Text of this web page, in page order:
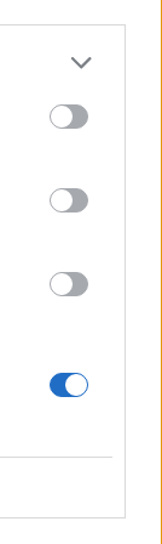
31 - 100